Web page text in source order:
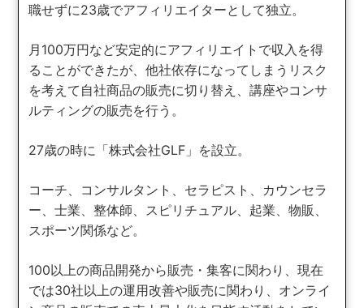
職せずに23歳でアフィリエイターとして独立。
月100万円など安定的にアフィリエイトで収入を得
ることができたが、他社依存になってしまうリスク
を考えて自社商品の販売に切り替え、講座やコンサ
ルティングの販売を行う。
27歳の時に「株式会社GLF」を設立。
コーチ、コンサルタント、セラピスト、カウンセラ
ー、士業、整体師、スピリチュアル、起業、物販、
スポーツ関係など。
100以上の商品開発から販売・集客に関わり、現在
では30社以上の運用改善や販売に関わり、オンライ